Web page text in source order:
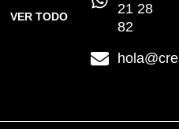
VER TODO
21 28
82